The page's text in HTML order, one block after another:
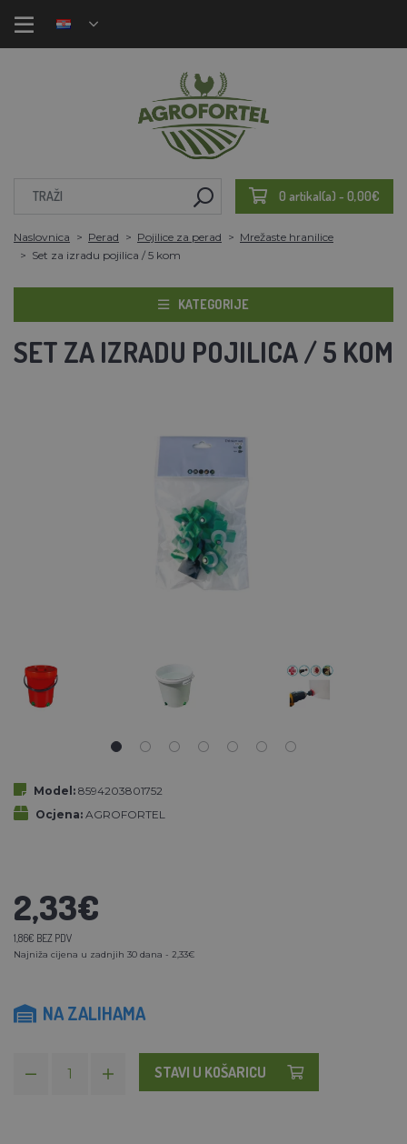
0 artikal(a) - 0,00€
Naslovnica Perad Pojilice za perad
Mrežaste hranilice
Set za izradu pojilica / 5 kom
KATEGORIJE
SET ZA IZRADU POJILICA / 5 KOM
Model: 8594203801752
Ocjena: AGROFORTEL
2,33€
1,86€ BEZ PDV
Najniža cijena u zadnjih 30 dana - 2,33€
NA ZALIHAMA
STAVI U KOŠARICU